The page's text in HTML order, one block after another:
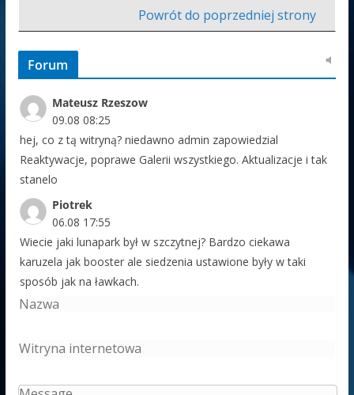
Powrót do poprzedniej strony
Forum
Mateusz Rzeszow
09.08 08:25
hej, co z tą witryną? niedawno admin zapowiedzial
Reaktywacje, poprawe Galerii wszystkiego. Aktualizacje i tak
stanelo
Piotrek
06.08 17:55
Wiecie jaki lunapark był w szczytnej? Bardzo ciekawa
karuzela jak booster ale siedzenia ustawione były w taki
sposób jak na ławkach.
Witek
13-23 sierpnia lunapark Honza na jeleniogórskich Błoniach.
04.08 17:13